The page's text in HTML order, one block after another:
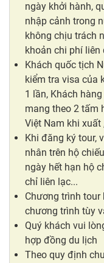
ngày khởi hành,
nhập cảnh trong
không chịu trách
khoản chi phí liên
Khách quốc tịch
kiểm tra visa của
1 lần, Khách
mang theo 2 tấm
Việt Nam khi xuất
Khi đăng ký tour,
nhân trên hộ
ngày hết hạn hộ
chỉ liên lạc...
Chương trình tour
chương trình tùy
Quý khách vui
hợp đồng du lịch
Theo quy định